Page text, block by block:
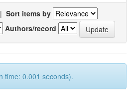
| Sort items by
Authors/record
time: 0.001 seconds).